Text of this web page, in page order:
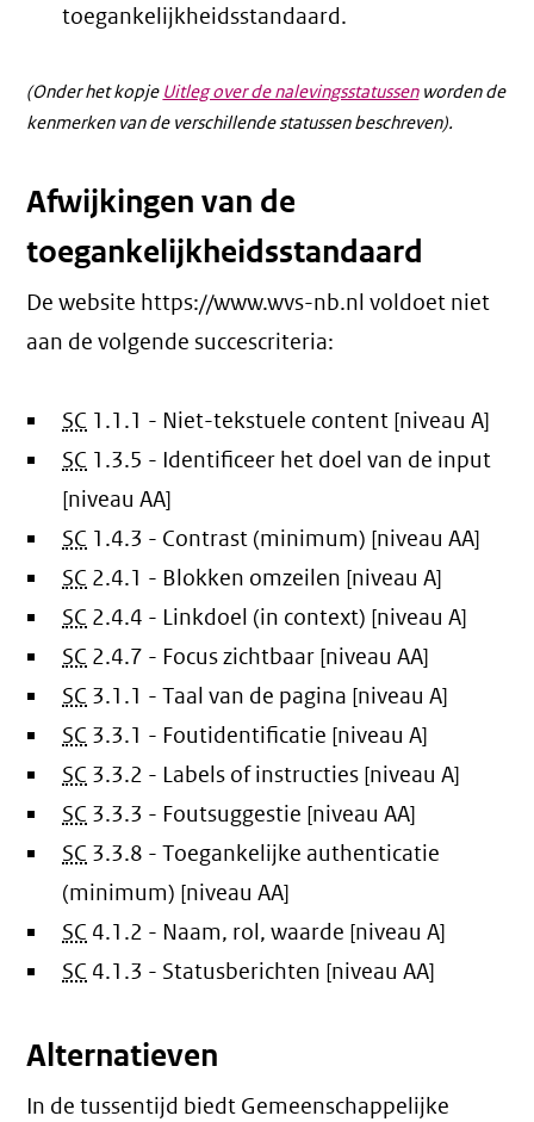
toegankelijkheidsstandaard.
(Onder het kopje Uitleg over de nalevingsstatussenworden de
kenmerken van de verschillende statussen beschreven).
Afwijkingen van de
toegankelijkheidsstandaard
De website https://www.wvs-nb.nl voldoet niet
aan de volgende succescriteria:
SC 1.1.1 - Niet-tekstuele content [niveau A]
SC 1.3.5 - Identificeer het doel van de input
[niveau AA]
SC 1.4.3 - Contrast (minimum) [niveau AA]
SC 2.4.1 - Blokken omzeilen [niveau A]
SC 2.4.4 - Linkdoel (in context) [niveau A]
SC 2.4.7 - Focus zichtbaar [niveau AA]
SC 3.1.1 - Taal van de pagina [niveau A]
SC 3.3.1 - Foutidentificatie [niveau A]
SC 3.3.2 - Labels of instructies [niveau A]
SC 3.3.3 - Foutsuggestie [niveau AA]
SC 3.3.8 - Toegankelijke authenticatie
(minimum) [niveau AA]
SC 4.1.2 - Naam, rol, waarde [niveau A]
SC 4.1.3 - Statusberichten [niveau AA]
Alternatieven
In de tussentijd biedt Gemeenschappelijke